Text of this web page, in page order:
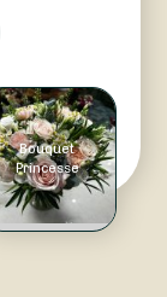
Bouquet
Princesse